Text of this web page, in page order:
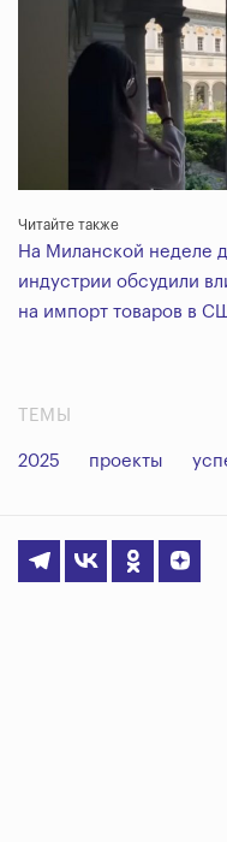
Читайте также
На Миланской неделе
индустрии обсудили
на импорт товаров в
ТЕМЫ
2025 проекты